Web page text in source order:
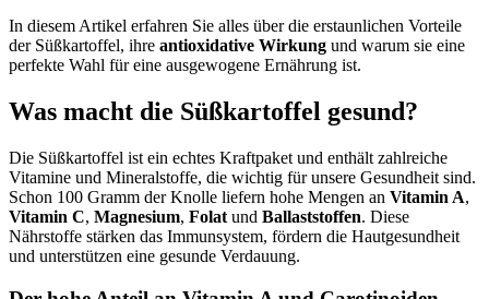
In diesem Artikel erfahren Sie alles über die erstaunlichen Vorteile
der Süßkartoffel, ihre antioxidative Wirkung und warum sie eine
perfekte Wahl für eine ausgewogene Ernährung ist.
Was macht die Süßkartoffel gesund?
Die Süßkartoffel ist ein echtes Kraftpaket und enthält zahlreiche
Vitamine und Mineralstoffe, die wichtig für unsere Gesundheit sind.
Schon 100 Gramm der Knolle liefern hohe Mengen an Vitamin A,
Vitamin C, Magnesium, Folat und Ballaststoffen. Diese
Nährstoffe stärken das Immunsystem, fördern die Hautgesundheit
und unterstützen eine gesunde Verdauung.